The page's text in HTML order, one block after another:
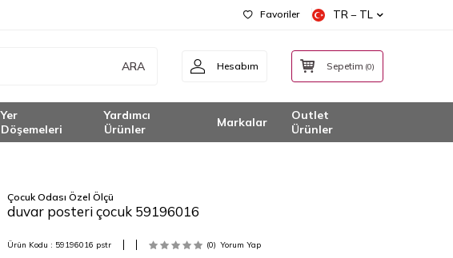
Favoriler TR − TL
ARA Hesabım Sepetim (0)
Yer
Döşemeleri
Yardımcı
Ürünler
Markalar
Outlet
Ürünler
Çocuk Odası Özel Ölçü
duvar posteri çocuk 59196016
Ürün Kodu : 59196016 pstr (0) Yorum Yap